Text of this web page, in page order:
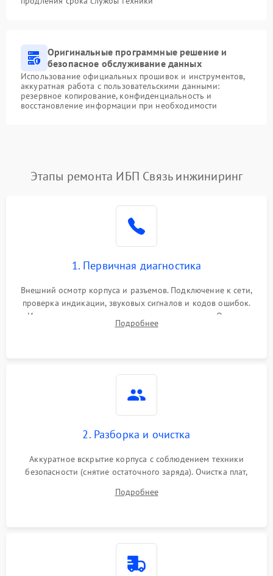
Оригинальные программные решение и
безопасное обслуживание данных
Использование официальных прошивок и инструментов,
аккуратная работа с пользовательскими данными:
резервное копирование, конфиденциальность и
восстановление информации при необходимости
Этапы ремонта ИБП Связь инжиниринг
1. Первичная диагностика
Внешний осмотр корпуса и разъемов. Подключение к сети,
проверка индикации, звуковых сигналов и кодов ошибок.
Измерение входного и выходного напряжения. Оценка
реакции ИБП на отключение основного питания без
Подробнее
2. Разборка и очистка
Аккуратное вскрытие корпуса с соблюдением техники
безопасности (снятие остаточного заряда). Очистка плат,
и кистей для предотвращения перегрева и замыканий.
Подробнее